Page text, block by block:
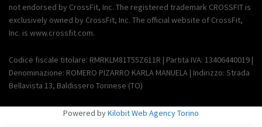
not endorsed by CrossFit, Inc. The registered trademark CROSSFIT is
exclusively owned by CrossFit, Inc. The official website of CrossFit,
Inc. is www.crossfit.com.
Codice fiscale titolare: RMRKLM81T55Z611R | Partita IVA: 13406440019 |
Denominazione: ROMERO PIZARRO KARLA MANUELA | Indirizzo: Strada
Bellavista 13, Baldissero Torinese (TO)
Powered byKilobit Web Agency Torino